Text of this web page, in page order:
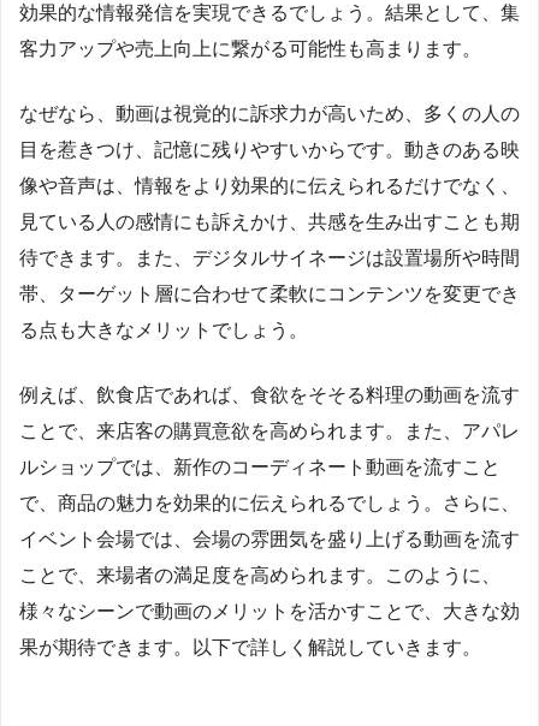
効果的な情報発信を実現できるでしょう。結果として、集
客力アップや売上向上に繋がる可能性も高まります。
なぜなら、動画は視覚的に訴求力が高いため、多くの人の
目を惹きつけ、記憶に残りやすいからです。動きのある映
像や音声は、情報をより効果的に伝えられるだけでなく、
見ている人の感情にも訴えかけ、共感を生み出すことも期
待できます。また、デジタルサイネージは設置場所や時間
帯、ターゲット層に合わせて柔軟にコンテンツを変更でき
る点も大きなメリットでしょう。
例えば、飲食店であれば、食欲をそそる料理の動画を流す
ことで、来店客の購買意欲を高められます。また、アパレ
ルショップでは、新作のコーディネート動画を流すこと
で、商品の魅力を効果的に伝えられるでしょう。さらに、
イベント会場では、会場の雰囲気を盛り上げる動画を流す
ことで、来場者の満足度を高められます。このように、
様々なシーンで動画のメリットを活かすことで、大きな効
果が期待できます。以下で詳しく解説していきます。